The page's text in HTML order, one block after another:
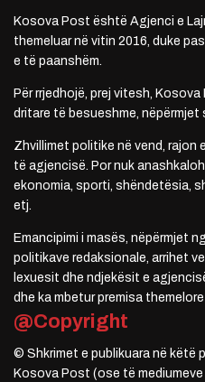
Kosova Post është Agjenci e
themeluar në vitin 2016, duke
e të paanshëm.
Për rrjedhojë, prej vitesh,
dritare të besueshme,
Zhvillimet politike në vend, rajon
të agjencisë. Por nuk
ekonomia, sporti, shëndetësia,
etj.
Emancipimi i masës, nëpërmjet
politikave redaksionale, arrihet
lexuesit dhe ndjekësit e
dhe ka mbetur premisa
@Copyright
© Shkrimet e publikuara në këtë
Kosova Post (ose të